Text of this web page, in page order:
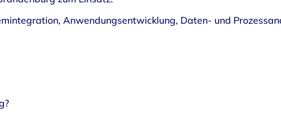
Anwendungsentwicklung, Daten- und